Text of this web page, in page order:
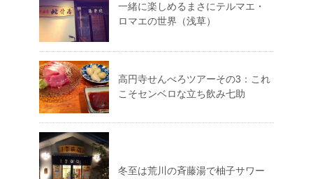
一緒に楽しめるまさにテルマエ・
ロマエの世界（浅草）
高円寺せんべろツアーその3：これ
こそセンベロな立ち飲み七助
冬至は荒川の斉藤湯で柚子サワー